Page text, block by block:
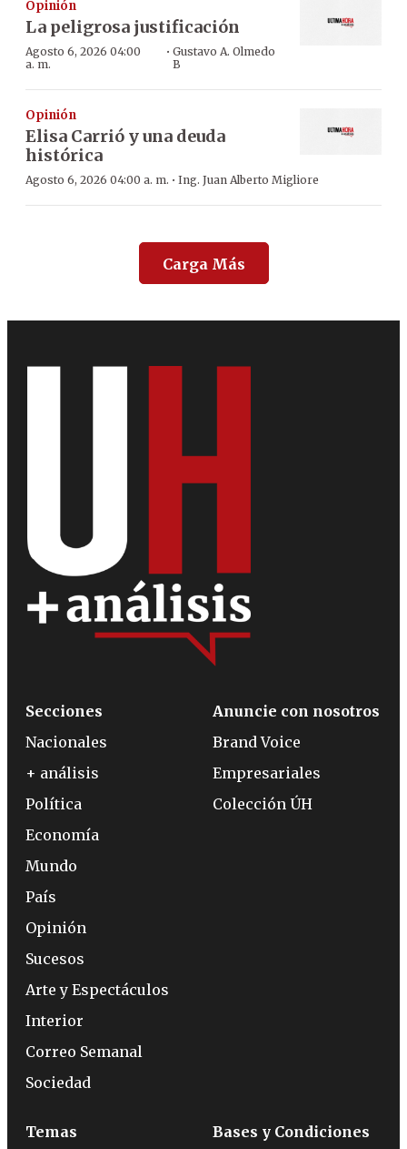
Opinión
La peligrosa justificación
Agosto 6, 2026 04:00
a. m.
· Gustavo A. Olmedo
B
Opinión
Elisa Carrió y una deuda
histórica
Agosto 6, 2026 04:00 a. m. · Ing. Juan Alberto Migliore
Carga Más
Secciones
Nacionales
+ análisis
Política
Economía
Mundo
País
Opinión
Sucesos
Arte y Espectáculos
Interior
Correo Semanal
Sociedad
Anuncie con nosotros
Brand Voice
Empresariales
Colección ÚH
Temas Bases y Condiciones